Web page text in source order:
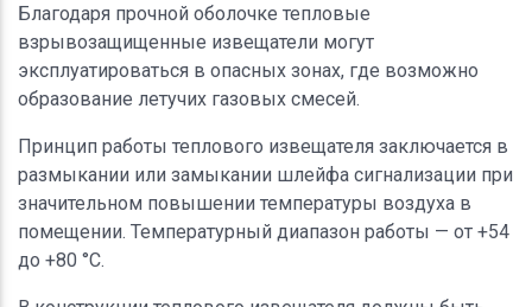
Благодаря прочной оболочке тепловые
взрывозащищенные извещатели могут
эксплуатироваться в опасных зонах, где возможно
образование летучих газовых смесей.
Принцип работы теплового извещателя заключается в
размыкании или замыкании шлейфа сигнализации при
значительном повышении температуры воздуха в
помещении. Температурный диапазон работы — от +54
до +80 °C.